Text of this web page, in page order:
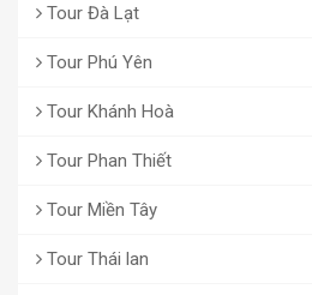
Tour Đà Lạt
Tour Phú Yên
Tour Khánh Hoà
Tour Phan Thiết
Tour Miền Tây
Tour Thái lan